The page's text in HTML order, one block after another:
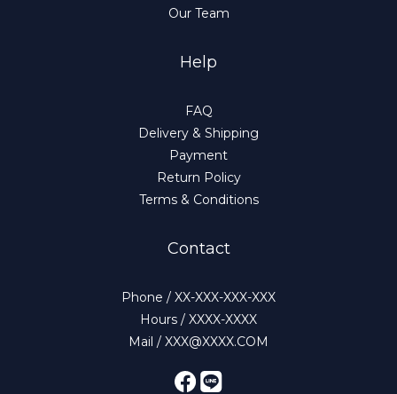
Our Team
Help
FAQ
Delivery & Shipping
Payment
Return Policy
Terms & Conditions
Contact
Phone / XX-XXX-XXX-XXX
Hours / XXXX-XXXX
Mail / XXX@XXXX.COM